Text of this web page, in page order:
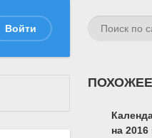
Войти
ПОХОЖЕЕ
на 2016